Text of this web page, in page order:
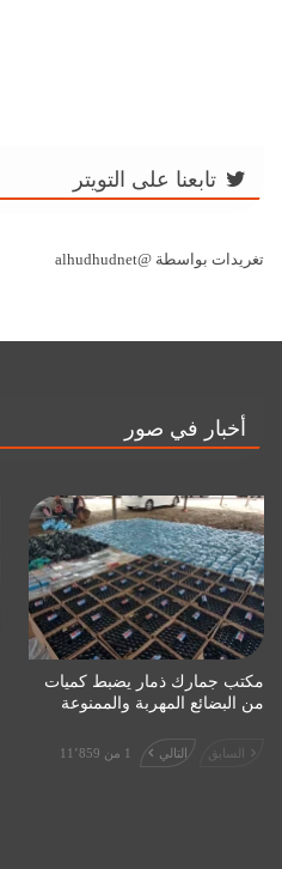
تابعنا على التويتر
تغريدات بواسطة @alhudhudnet
أخبار في صور
مكتب جمارك ذمار يضبط كميات
من البضائع المهربة والممنوعة
السابق التالي 1 من 11٬859